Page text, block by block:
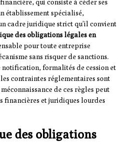
qui consiste à céder ses
établissement spécialisé,
cadre juridique strict qu’il convient
des obligations légales en
pour toute entreprise
sans risquer de sanctions.
notification, formalités de cession et
contraintes réglementaires sont
de ces règles peut
financières et juridiques lourdes
des obligations